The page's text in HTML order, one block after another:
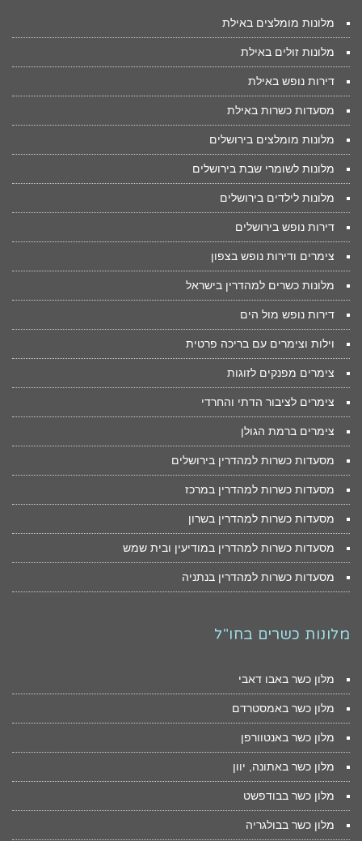
מלונות מומלצים באילת
מלונות זולים באילת
דירות נופש באילת
מסעדות כשרות באילת
מלונות מומלצים בירושלים
מלונות לשומרי שבת בירושלים
מלונות לילדים בירושלים
דירות נופש בירושלים
צימרים ודירות נופש בצפון
מלונות כשרים למהדרין בישראל
דירות נופש מול הים
וילות וצימרים עם בריכה פרטית
צימרים מפנקים לזוגות
צימרים לציבור הדתי והחרדי
צימרים ברמת הגולן
מסעדות כשרות למהדרין בירושלים
מסעדות כשרות למהדרין במרכז
מסעדות כשרות למהדרין בשרון
מסעדות כשרות למהדרין במודיעין ובית שמש
מסעדות כשרות למהדרין בנתניה
מלונות כשרים בחו"ל
מלון כשר באבו דאבי
מלון כשר באמסטרדם
מלון כשר באנטוורפן
מלון כשר באתונה, יוון
מלון כשר בבודפשט
מלון כשר בבולגריה